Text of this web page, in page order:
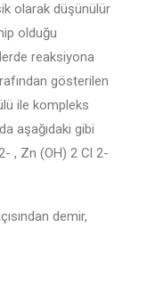
olarak düşünülür
olduğu
reaksiyona
gösterilen
ile kompleks
aşağıdaki gibi
, Zn (OH) 2 Cl 2-
demir,